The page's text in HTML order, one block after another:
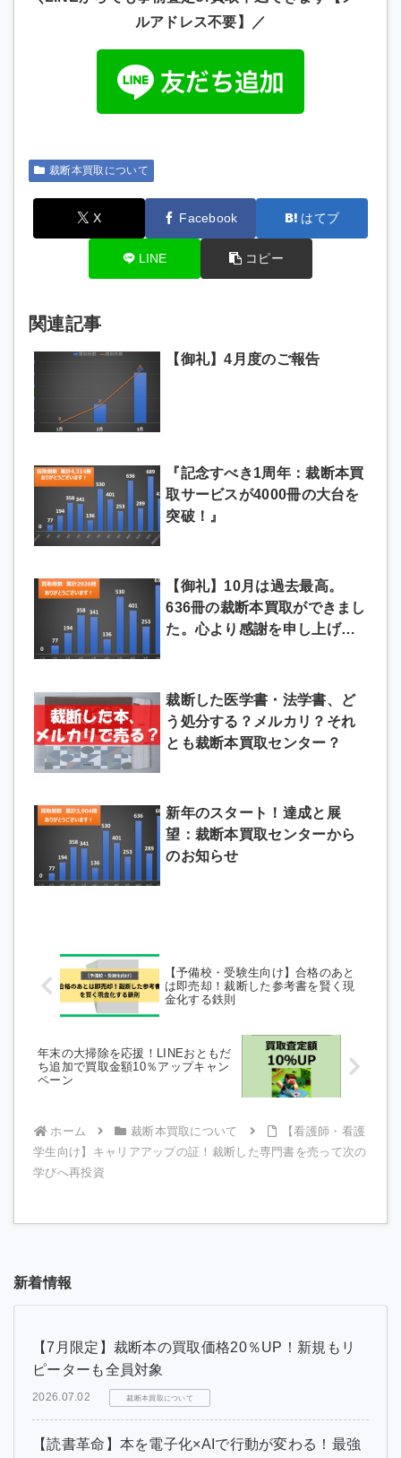
ルアドレス不要】／
裁断本買取について
X Facebook はてブ
LINE コピー
関連記事
【御礼】4月度のご報告
『記念すべき1周年：裁断本買
取サービスが4000冊の大台を
突破！』
【御礼】10月は過去最高。
636冊の裁断本買取ができまし
た。心より感謝を申し上げま
裁断した医学書・法学書、ど
う処分する？メルカリ？それ
とも裁断本買取センター？
新年のスタート！達成と展
望：裁断本買取センターから
のお知らせ
【予備校・受験生向け】合格のあと
は即売却！裁断した参考書を賢く現
金化する鉄則
年末の大掃除を応援！LINEおともだ
ち追加で買取金額10％アップキャン
ペーン
ホーム 裁断本買取について
【看護師・看護
学生向け】キャリアアップの証！裁断した専門書を売って次の
学びへ再投資
新着情報
【7月限定】裁断本の買取価格20％UP！新規もリ
ピーターも全員対象
2026.07.02 裁断本買取について
【読書革命】本を電子化×AIで行動が変わる！最強